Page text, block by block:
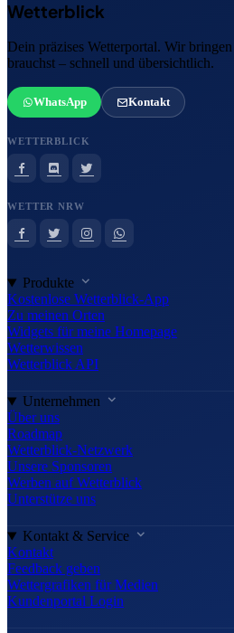
Wetterblick
Dein präzises Wetterportal. Wir
brauchst – schnell und übersichtlich.
WhatsApp Kontakt
WETTERBLICK
WETTER NRW
Produkte
Kostenlose Wetterblick-App
Zu meinen Orten
Widgets für meine Homepage
Wetterwissen
Wetterblick API
Unternehmen
Über uns
Roadmap
Wetterblick-Netzwerk
Unsere Sponsoren
Werben auf Wetterblick
Unterstütze uns
Kontakt & Service
Kontakt
Feedback geben
Wettergrafiken für Medien
Kundenportal Login